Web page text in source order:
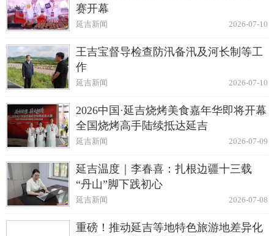
赛开幕
2026-07-10
延吉新闻
王吉宝督导检查防汛备汛及河长制等工
作
2026-07-10
延吉新闻
2026中国·延吉烧烤美食嘉年华即将开幕
全国烧烤高手陆续抵达延吉
2026-07-09
延吉新闻
延吉温度｜李春喜：扎根边疆十三载
“丹山”脚下践初心
2026-07-08
延吉新闻
重磅！推动延吉等地特色旅游地差异化